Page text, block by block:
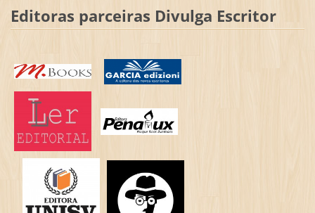
Editoras parceiras Divulga Escritor